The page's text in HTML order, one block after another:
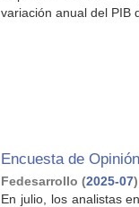
variación anual del PIB
Encuesta de
Fedesarrollo (2025-07)
En julio, los analistas